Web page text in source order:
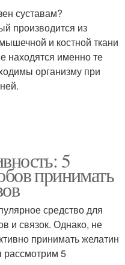
суставам?
производится из
и костной ткани
находятся именно те
организму при
5
принимать
средство для
и связок. Однако, не
принимать желатин
рассмотрим 5